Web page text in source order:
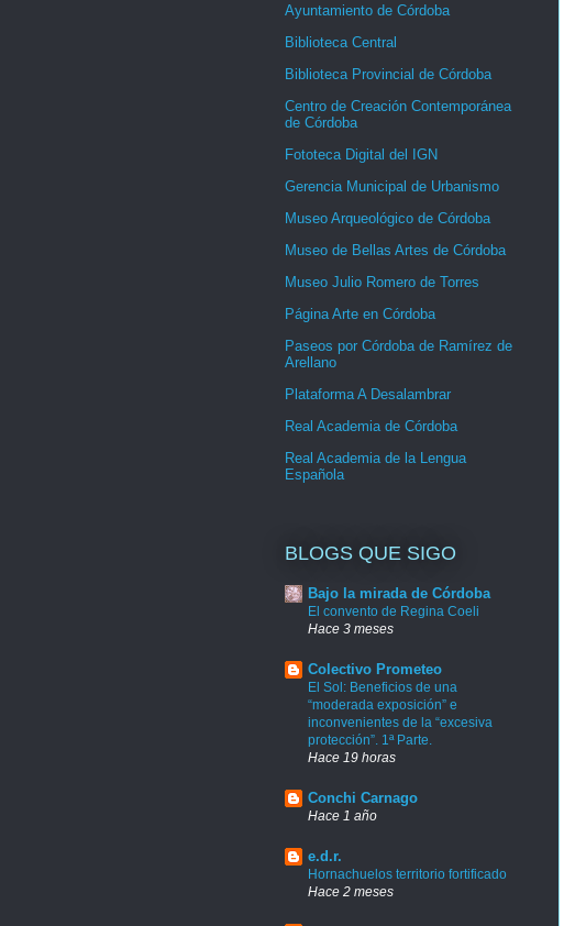
Ayuntamiento de Córdoba
Biblioteca Central
Biblioteca Provincial de Córdoba
Centro de Creación Contemporánea
de Córdoba
Fototeca Digital del IGN
Gerencia Municipal de Urbanismo
Museo Arqueológico de Córdoba
Museo de Bellas Artes de Córdoba
Museo Julio Romero de Torres
Página Arte en Córdoba
Paseos por Córdoba de Ramírez de
Arellano
Plataforma A Desalambrar
Real Academia de Córdoba
Real Academia de la Lengua
Española
BLOGS QUE SIGO
Bajo la mirada de Córdoba
El convento de Regina Coeli
Hace 3 meses
Colectivo Prometeo
El Sol: Beneficios de una
“moderada exposición” e
inconvenientes de la “excesiva
protección”. 1ª Parte.
Hace 19 horas
Conchi Carnago
Hace 1 año
e.d.r.
Hornachuelos territorio fortificado
Hace 2 meses